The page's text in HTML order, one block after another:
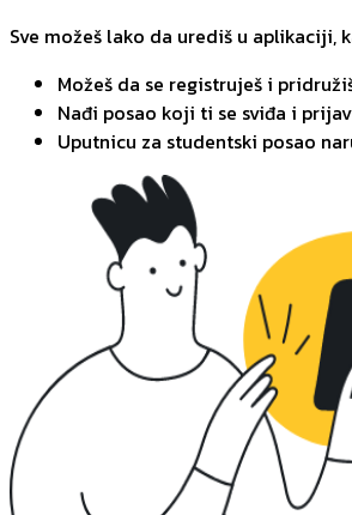
Sve možeš lako da urediš u aplikaciji,
Možeš da se registruješ i
Nađi posao koji ti se sviđa i
Uputnicu za studentski posao